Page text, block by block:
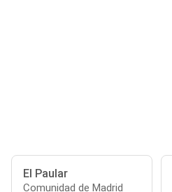
El Paular
Comunidad de Madrid